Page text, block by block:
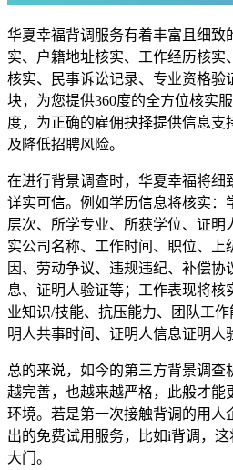
华夏幸福背调服务有着丰富且细致
实、户籍地址核实、工作经历核实
核实、民事诉讼记录、专业资格验
块，为您提供360度的全方位核实
度，为正确的雇佣抉择提供信息支
及降低招聘风险。
在进行背景调查时，华夏幸福将细
详实可信。例如学历信息将核实：
层次、所学专业、所获学位、证明
实公司名称、工作时间、职位、上
因、劳动争议、违规违纪、补偿
息、证明人验证等；工作表现将核
业知识/技能、抗压能力、团队工
明人共事时间、证明人信息证明人
总的来说，如今的第三方背景调查
越完善，也越来越严格，此般才能
环境。若是第一次接触背调的用人
出的免费试用服务，比如i背调，
大门。